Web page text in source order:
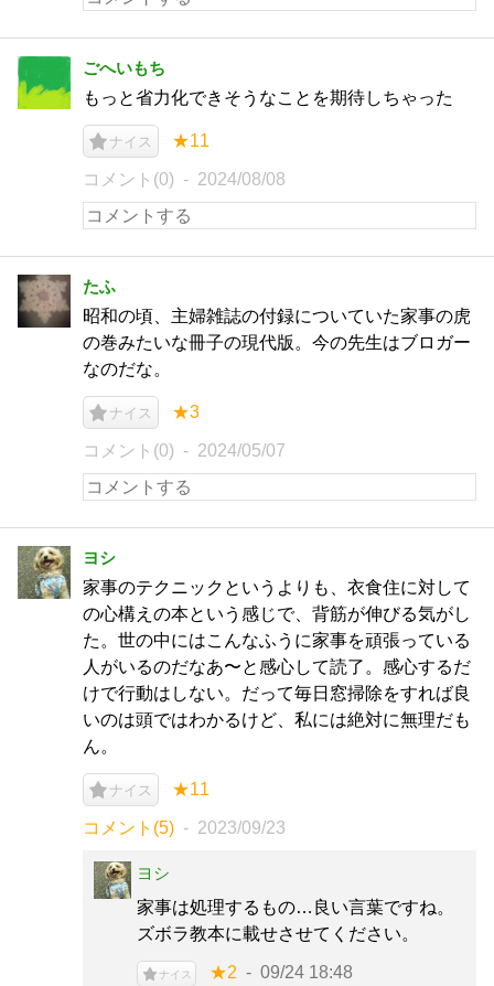
ごへいもち
もっと省力化できそうなことを期待しちゃった
ナイス ★11
コメント(0) 2024/08/08
たふ
昭和の頃、主婦雑誌の付録についていた家事の虎
の巻みたいな冊子の現代版。今の先生はブロガー
なのだな。
ナイス ★3
コメント(0) 2024/05/07
ヨシ
家事のテクニックというよりも、衣食住に対して
の心構えの本という感じで、背筋が伸びる気がし
た。世の中にはこんなふうに家事を頑張っている
人がいるのだなあ〜と感心して読了。感心するだ
けで行動はしない。だって毎日窓掃除をすれば良
いのは頭ではわかるけど、私には絶対に無理だも
ん。
ナイス ★11
コメント(5) 2023/09/23
ヨシ
家事は処理するもの…良い言葉ですね。
ズボラ教本に載せさせてください。
ナイス ★2 09/24 18:48